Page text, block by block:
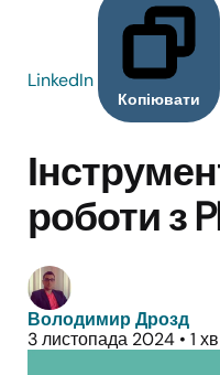
LinkedIn
Копіювати
роботи з
Володимир Дрозд
3 листопада 2024 • 1